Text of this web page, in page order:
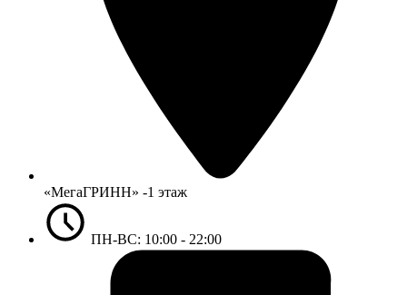
«МегаГРИНН» -1 этаж
ПН-ВС: 10:00 - 22:00